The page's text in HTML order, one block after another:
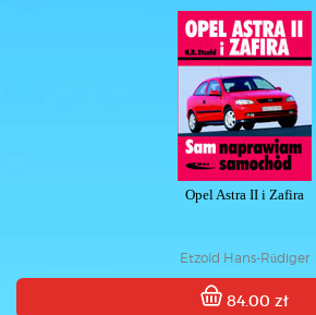
Opel Astra II i Zafira
Etzold Hans-Rüdiger
84.00 zł